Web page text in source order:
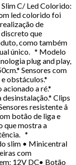
C/ Led Colorido:
led colorido foi
de
que
como também
único. * Modelo
plug and play,
Sensores com
obstáculos.*
a ré.*
Clips
resistente â
botão de liga e
que mostra a
*
slim • Minicentral
com
12V DC• Botão